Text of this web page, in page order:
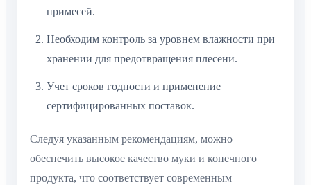
примесей.
Необходим контроль за уровнем влажности при
хранении для предотвращения плесени.
Учет сроков годности и применение
сертифицированных поставок.
Следуя указанным рекомендациям, можно
обеспечить высокое качество муки и конечного
продукта, что соответствует современным